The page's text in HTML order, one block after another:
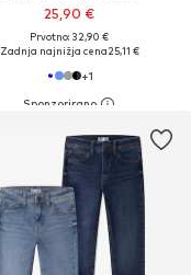
25,90 €
Prvotno: 32,90 €
Zadnja najnižja cena25,11 €
+1